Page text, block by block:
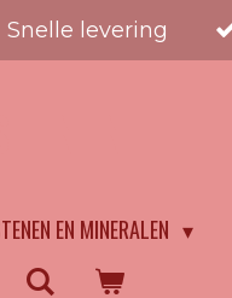
Snelle levering
EN MINERALEN